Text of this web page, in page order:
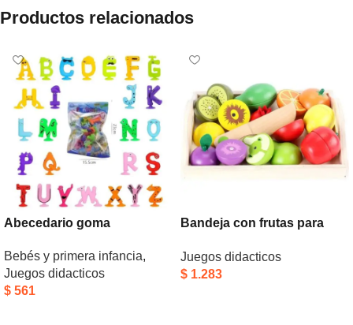
Productos relacionados
Abecedario goma
Bebés y primera infancia,
Juegos didacticos
$ 561
Bandeja con frutas para
Juegos didacticos
$ 1.283